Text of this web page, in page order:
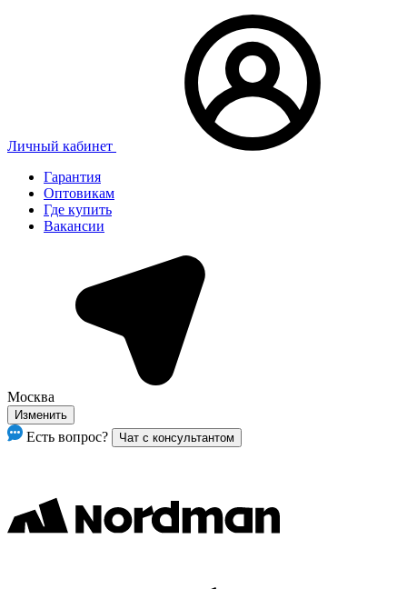
Личный кабинет
Гарантия
Оптовикам
Где купить
Вакансии
Москва
Изменить
Есть вопрос? Чат с консультантом